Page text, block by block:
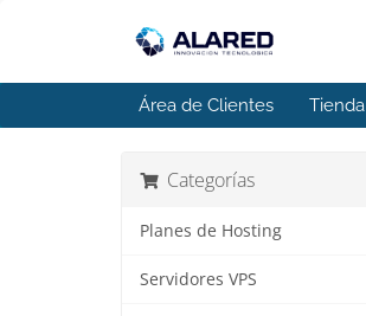
Área de Clientes Tienda
Categorías
Planes de Hosting
Servidores VPS